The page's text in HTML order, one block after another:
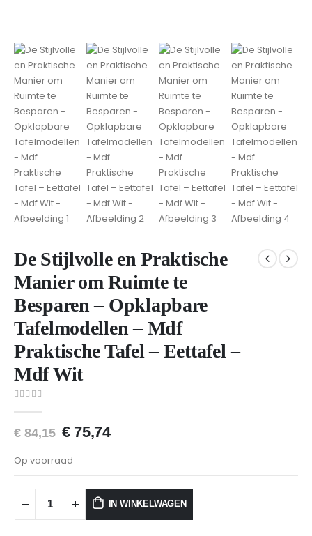
De Stijlvolle en Praktische
Manier om Ruimte te
Besparen – Opklapbare
Tafelmodellen – Mdf
Praktische Tafel – Eettafel –
Mdf Wit
€84,15 €75,74
Op voorraad
IN WINKELWAGEN